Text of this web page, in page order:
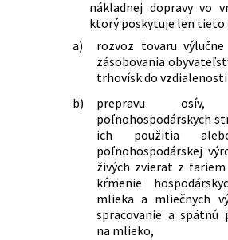
nákladnej dopravy vo
ktorý poskytuje len tieto
a)
rozvoz tovaru
zásobovania
trhovísk do vzdialenosti
b)
prepravu
poľnohospodárskych
ich použitia
poľnohospodárskej
živých zvierat z
kŕmenie
mlieka a mliečnych
spracovanie a spätnú
na mlieko,